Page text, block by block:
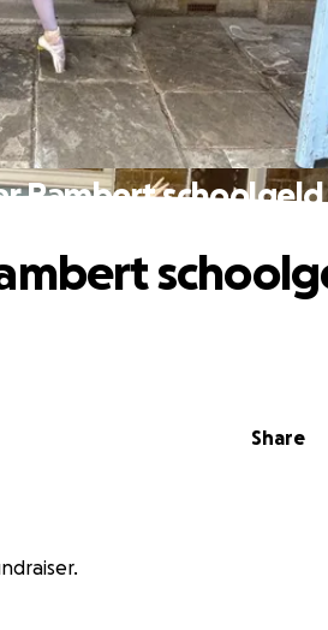
Rambert schoolgeld
Share